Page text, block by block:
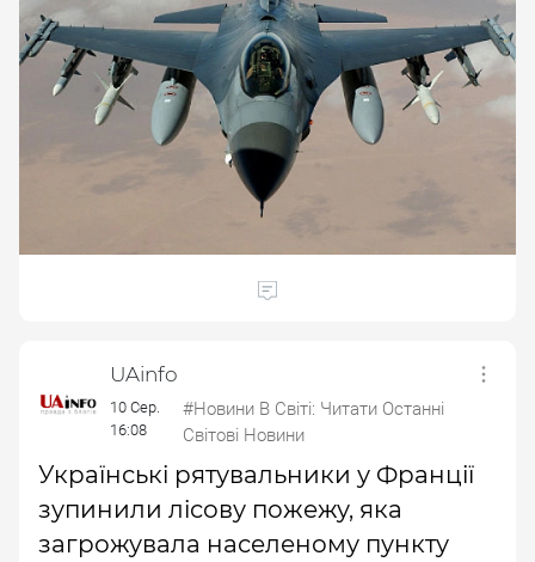
UAinfo
10 Сер.
16:08
#Новини В Світі: Читати Останні
Світові Новини
Українські рятувальники у Франції
зупинили лісову пожежу, яка
загрожувала населеному пункту